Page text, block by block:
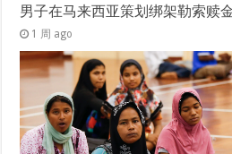
男子在马来西亚策划绑架勒索赎
1 周 ago